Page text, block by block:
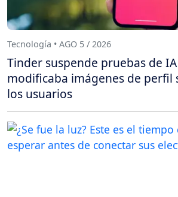
Tecnología • AGO 5 / 2026
Tinder suspende pruebas de
modificaba imágenes de perfil
los usuarios